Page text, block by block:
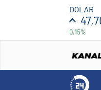
DOLAR
0.15%
Norweç silahlı kuvvetleri kadınlardan oluşan özel kuvvetler eğitimlerini başlattı.